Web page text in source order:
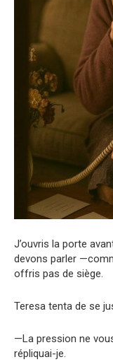
J’ouvris la porte
devons parler
offris pas de siège.
Teresa tenta de se
—La pression ne
répliquai-je.